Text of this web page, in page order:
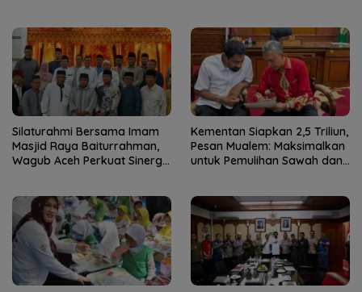
Silaturahmi Bersama Imam
Masjid Raya Baiturrahman,
Wagub Aceh Perkuat Sinergi
Kementan Siapkan 2,5 Triliun,
Pesan Mualem: Maksimalkan
untuk Pemulihan Sawah dan